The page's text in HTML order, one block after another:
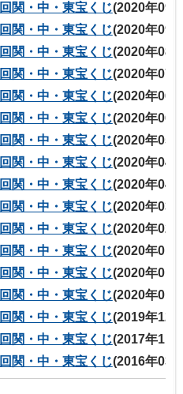
関・中・東宝くじ(2020年09
関・中・東宝くじ(2020年09
関・中・東宝くじ(2020年08
関・中・東宝くじ(2020年07
関・中・東宝くじ(2020年06
関・中・東宝くじ(2020年06
関・中・東宝くじ(2020年05
関・中・東宝くじ(2020年04
関・中・東宝くじ(2020年04
関・中・東宝くじ(2020年03
関・中・東宝くじ(2020年02
関・中・東宝くじ(2020年01
関・中・東宝くじ(2020年01
関・中・東宝くじ(2020年01
関・中・東宝くじ(2019年12
関・中・東宝くじ(2017年11
関・中・東宝くじ(2016年03